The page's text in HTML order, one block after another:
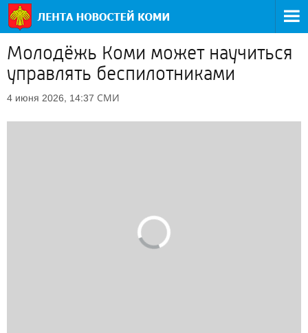
Молодёжь Коми может научиться
управлять беспилотниками
4 июня 2026, 14:37 СМИ